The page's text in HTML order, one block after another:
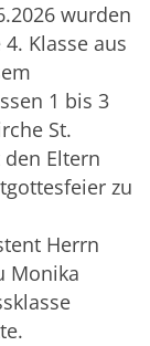
wurden
Klasse aus
1 bis 3
St.
Eltern
zu
Herrn
Monika